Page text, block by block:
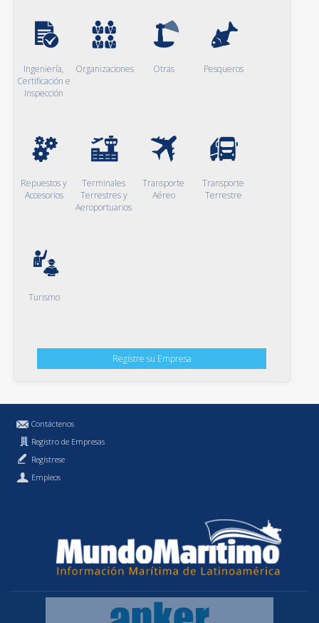
Ingeniería,
Certificación e
Inspección
Organizaciones Otras Pesqueros
Repuestos y
Accesorios
Terminales
Terrestres y
Aeroportuarios
Transporte
Aéreo
Transporte
Terrestre
Turismo
Registre su Empresa
Contáctenos
Registro de Empresas
Regístrese
Empleos
Política de Privacidad
MundoMaritimo.cl es una marca registrada de MundoMaritimo Ltda.